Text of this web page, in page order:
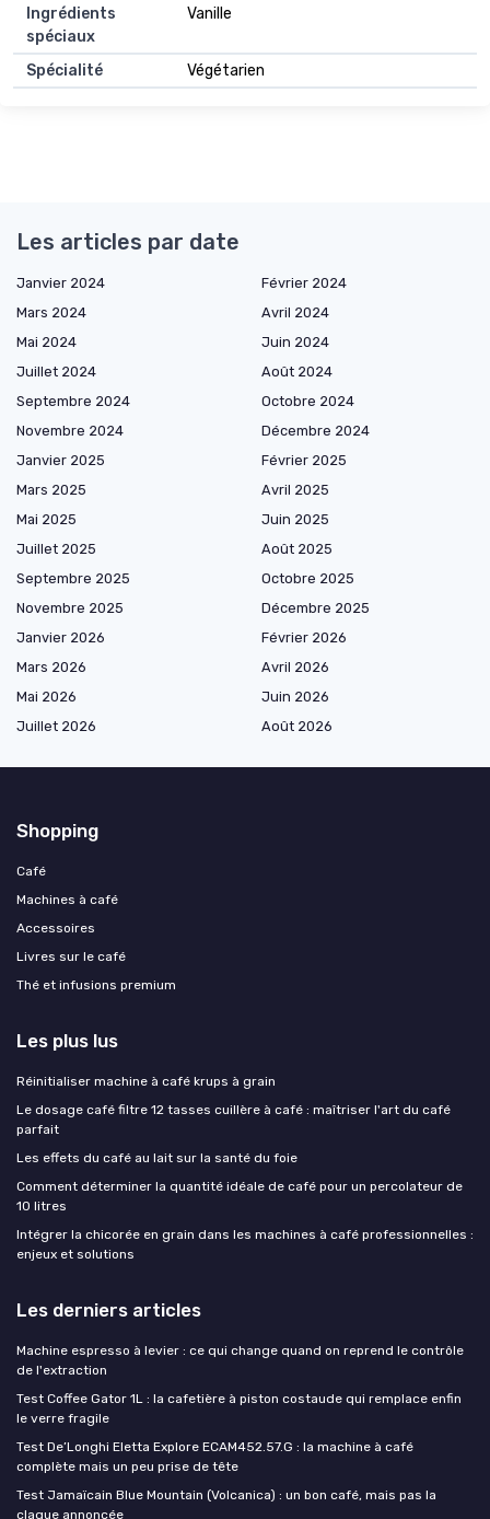
Ingrédients
spéciaux
Vanille
Spécialité Végétarien
Les articles par date
Janvier 2024
Février 2024
Mars 2024
Avril 2024
Mai 2024
Juin 2024
Juillet 2024
Août 2024
Septembre 2024
Octobre 2024
Novembre 2024
Décembre 2024
Janvier 2025
Février 2025
Mars 2025
Avril 2025
Mai 2025
Juin 2025
Juillet 2025
Août 2025
Septembre 2025
Octobre 2025
Novembre 2025
Décembre 2025
Janvier 2026
Février 2026
Mars 2026
Avril 2026
Mai 2026
Juin 2026
Juillet 2026
Août 2026
Shopping
Café
Machines à café
Accessoires
Livres sur le café
Thé et infusions premium
Les plus lus
Réinitialiser machine à café krups à grain
Le dosage café filtre 12 tasses cuillère à café : maîtriser l'art du café
parfait
Les effets du café au lait sur la santé du foie
Comment déterminer la quantité idéale de café pour un percolateur de
10 litres
Intégrer la chicorée en grain dans les machines à café professionnelles :
enjeux et solutions
Les derniers articles
Machine espresso à levier : ce qui change quand on reprend le contrôle
de l'extraction
Test Coffee Gator 1L : la cafetière à piston costaude qui remplace enfin
le verre fragile
Test De’Longhi Eletta Explore ECAM452.57.G : la machine à café
complète mais un peu prise de tête
Test Jamaïcain Blue Mountain (Volcanica) : un bon café, mais pas la
claque annoncée